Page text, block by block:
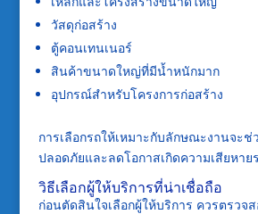
วัสดุก่อสร้าง
ตู้คอนเทนเนอร์
สินค้าขนาดใหญ่ที่มีน้ำหนักมาก
อุปกรณ์สำหรับโครงการก่อสร้าง
การเลือกรถให้เหมาะกับลักษณะงานจะช่
ปลอดภัยและลดโอกาสเกิดความเสียหาย
วิธีเลือกผู้ให้บริการที่น่าเชื่อถือ
ก่อนตัดสินใจเลือกผู้ให้บริการ ควรตรวจ